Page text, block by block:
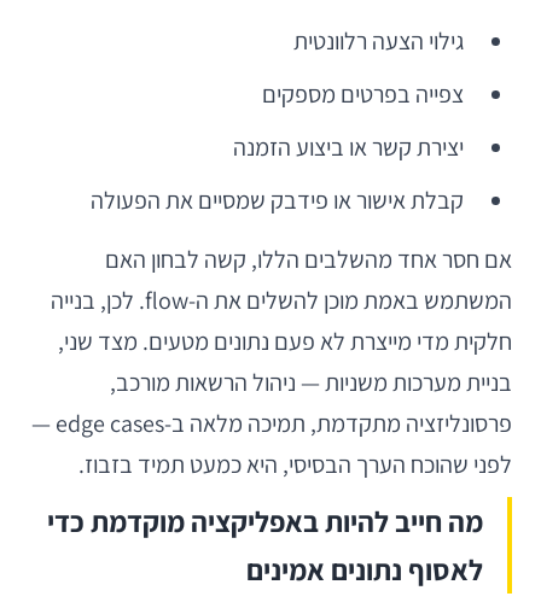
גילוי הצעה רלוונטית
צפייה בפרטים מספקים
יצירת קשר או ביצוע הזמנה
קבלת אישור או פידבק שמסיים את הפעולה
אם חסר אחד מהשלבים הללו, קשה לבחון האם
המשתמש באמת מוכן להשלים את ה-flow. לכן, בנייה
חלקית מדי מייצרת לא פעם נתונים מטעים. מצד שני,
בניית מערכות משניות — ניהול הרשאות מורכב,
פרסונליזציה מתקדמת, תמיכה מלאה ב-edge cases —
לפני שהוכח הערך הבסיסי, היא כמעט תמיד בזבוז.
מה חייב להיות באפליקציה מוקדמת כדי
לאסוף נתונים אמינים